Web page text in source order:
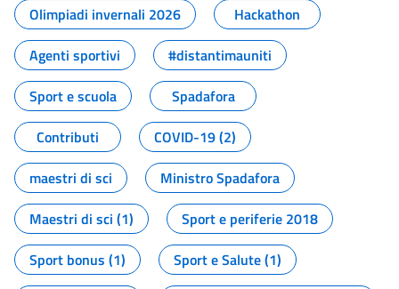
Olimpiadi invernali 2026
Hackathon
Agenti sportivi
#distantimauniti
Sport e scuola
Spadafora
Contributi
COVID-19 (2)
maestri di sci
Ministro Spadafora
Maestri di sci (1)
Sport e periferie 2018
Sport bonus (1)
Sport e Salute (1)